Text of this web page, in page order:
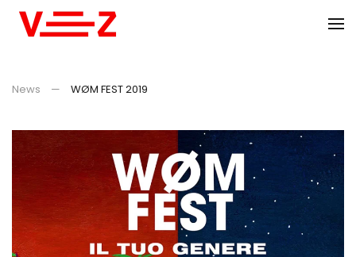
News WØM FEST 2019